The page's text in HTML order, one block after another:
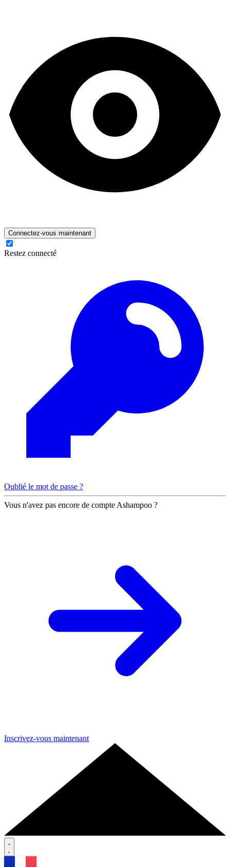
Connectez-vous maintenant
Restez connecté
Oublié le mot de passe ?
Vous n'avez pas encore de compte Ashampoo ?
Inscrivez-vous maintenant